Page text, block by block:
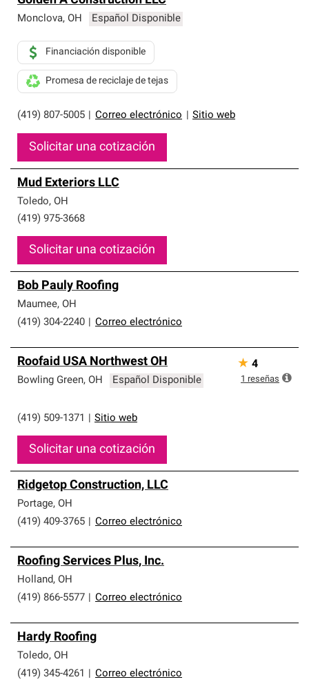
Monclova, OH Español Disponible
(419) 807-5005 Correo electrónico Sitio web
Financiación disponible
Promesa de reciclaje de tejas
Solicitar una cotización
Mud Exteriors LLC
Toledo, OH
(419) 975-3668
Solicitar una cotización
Bob Pauly Roofing
Maumee, OH
(419) 304-2240
Correo electrónico
Roofaid USA Northwest OH
Bowling Green, OH Español Disponible
(419) 509-1371 Sitio web
Solicitar una cotización
★ 4
1 reseñas
Ridgetop Construction, LLC
Portage, OH
(419) 409-3765
Correo electrónico
Roofing Services Plus, Inc.
Holland, OH
(419) 866-5577
Correo electrónico
Hardy Roofing
Toledo, OH
(419) 345-4261
Correo electrónico